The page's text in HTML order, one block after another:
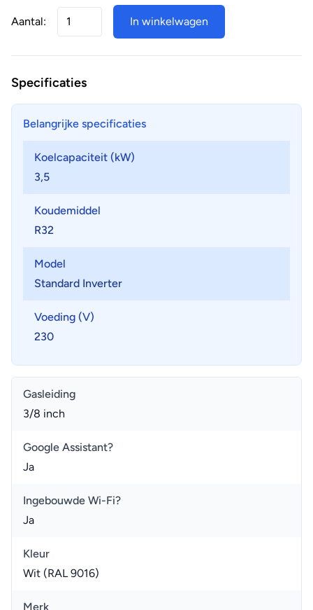
Aantal: In winkelwagen
Specificaties
Belangrijke specificaties
Koelcapaciteit (kW)
3,5
Koudemiddel
R32
Model
Standard Inverter
Voeding (V)
230
Gasleiding
3/8 inch
Google Assistant?
Ja
Ingebouwde Wi-Fi?
Ja
Kleur
Wit (RAL 9016)
Merk